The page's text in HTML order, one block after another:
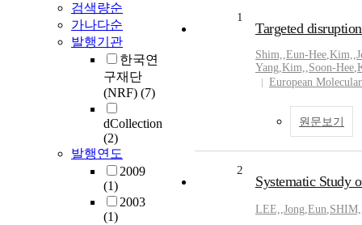
검색량순
가나다순
발행기관
한국연
구재단
(NRF) (7)
dCollection
(2)
발행연도
2009
(1)
2003
(1)
1
Targeted
Shim,,Eun-Hee,Kim,,
Yang,Kim,,Soon-Hee,
European
원문보기
2
Systematic Study
LEE,,Jong,Eun,SHIM,